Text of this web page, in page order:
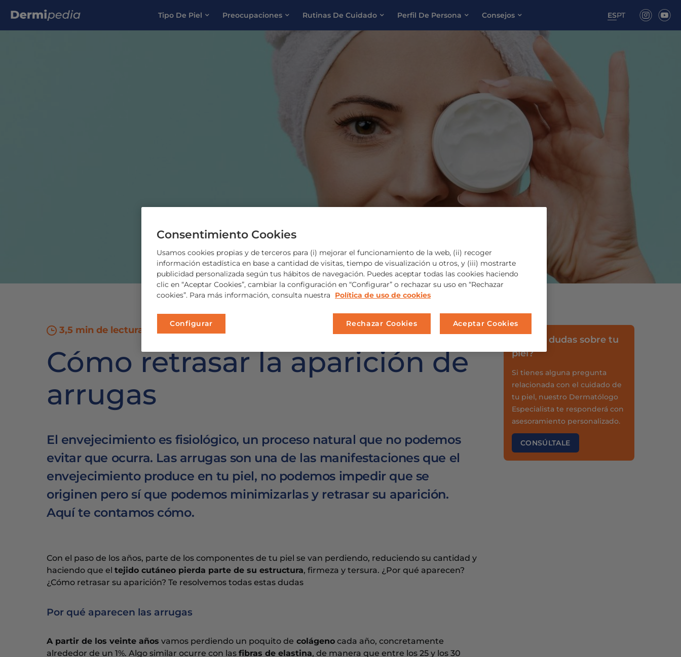
Tipo De Piel Preocupaciones Rutinas De Cuidado Perfil De Persona Consejos ESPT
Search for:
3,5 min de lectura
Cómo retrasar la aparición de
arrugas
El envejecimiento es fisiológico, un proceso natural que no podemos
evitar que ocurra. Las arrugas son una de las manifestaciones que el
envejecimiento produce en tu piel, no podemos impedir que se
originen pero sí que podemos minimizarlas y retrasar su aparición.
Aquí te contamos cómo.
Con el paso de los años, parte de los componentes de tu piel se van perdiendo, reduciendo su cantidad y
haciendo que el tejido cutáneo pierda parte de su estructura, firmeza y tersura. ¿Por qué aparecen?
¿Cómo retrasar su aparición? Te resolvemos todas estas dudas
Por qué aparecen las arrugas
A partir de los veinte años vamos perdiendo un poquito de colágeno cada año, concretamente
alrededor de un 1%. Algo similar ocurre con las fibras de elastina, de manera que entre los 25 y los 30
¿Tienes dudas sobre tu
piel?
Si tienes alguna pregunta
relacionada con el cuidado de
tu piel, nuestro Dermatólogo
Especialista te responderá con
asesoramiento personalizado.
CONSÚLTALE
Consentimiento Cookies
Usamos cookies propias y de terceros para (i) mejorar el funcionamiento de la web, (ii) recoger
información estadística en base a cantidad de visitas, tiempo de visualización u otros, y (iii) mostrarte
publicidad personalizada según tus hábitos de navegación. Puedes aceptar todas las cookies haciendo
clic en “Aceptar Cookies”, cambiar la configuración en “Configurar” o rechazar su uso en “Rechazar
cookies”. Para más información, consulta nuestra
Política de uso de cookies
Configurar Rechazar Cookies Aceptar Cookies